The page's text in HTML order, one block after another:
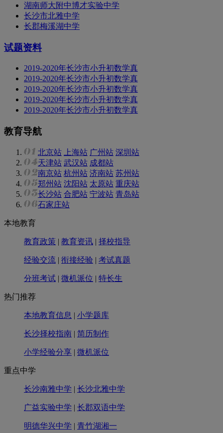
湖南师大附中博才实验中学
长沙市北雅中学
长郡梅溪湖中学
试题资料
2019-2020年长沙市小升初数学真
2019-2020年长沙市小升初数学真
2019-2020年长沙市小升初数学真
2019-2020年长沙市小升初数学真
2019-2020年长沙市小升初数学真
教育导航
北京站 上海站 广州站 深圳站
天津站 武汉站 成都站
南京站 杭州站 济南站 苏州站
郑州站 沈阳站 太原站 重庆站
长沙站 合肥站 宁波站 青岛站
石家庄站
本地教育
教育政策 | 教育资讯 | 择校指导
经验交流 | 衔接经验 | 考试真题
分班考试 | 微机派位 | 特长生
热门推荐
本地教育信息 | 小学题库
长沙择校指南 | 简历制作
小学经验分享 | 微机派位
重点中学
长沙南雅中学 | 长沙北雅中学
广益实验中学 | 长郡双语中学
明德华兴中学 | 青竹湖湘一